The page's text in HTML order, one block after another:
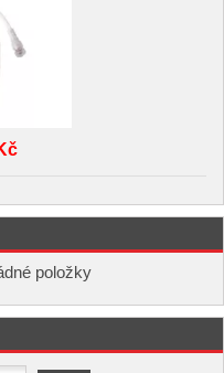
položky